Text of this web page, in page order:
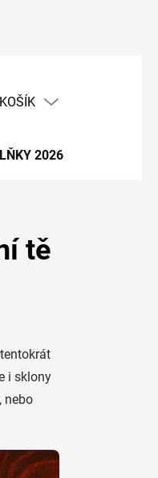
2026
tě
i sklony
nebo